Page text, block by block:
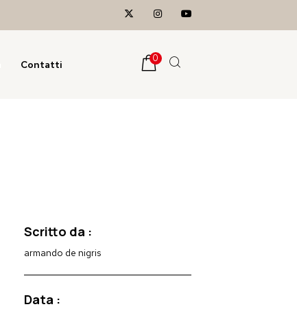
Contatti
0
Scritto da :
armando de nigris
Data :